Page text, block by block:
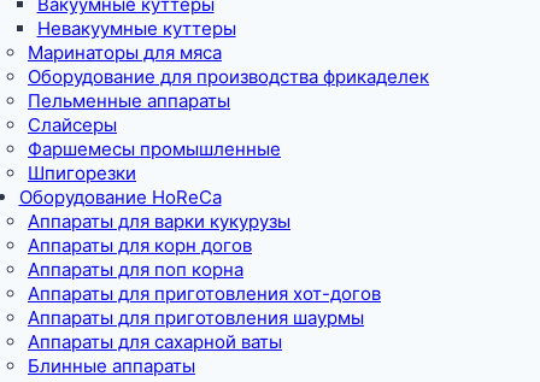
Невакуумные куттеры
Маринаторы для мяса
Оборудование для производства фрикаделек
Пельменные аппараты
Слайсеры
Фаршемесы промышленные
Шпигорезки
Оборудование HoReCa
Аппараты для варки кукурузы
Аппараты для корн догов
Аппараты для поп корна
Аппараты для приготовления хот-догов
Аппараты для приготовления шаурмы
Аппараты для сахарной ваты
Блинные аппараты